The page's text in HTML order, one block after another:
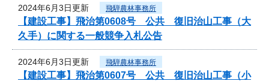
2024年6月3日更新 飛騨農林事務所
【建設工事】飛治第0608号 公共 復旧治山工事（大
久手）に関する一般競争入札公告
2024年6月3日更新 飛騨農林事務所
【建設工事】飛治第0607号 公共 復旧治山工事（小